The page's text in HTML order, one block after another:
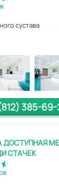
сустава
385-
ДОСТУПНАЯ
СТАЧЕК